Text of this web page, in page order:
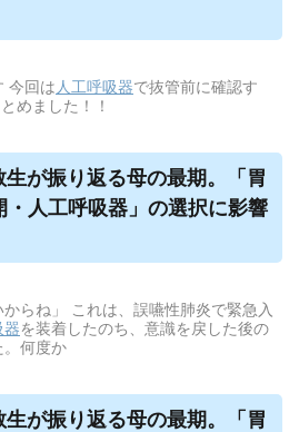
今回は 人工呼吸器で抜管前に確認す
めました！！
が振り返る母の最期。「胃
人工呼吸器 」の選択に影響
からね」 これは、誤嚥性肺炎で緊急入
器を装着したのち、意識を戻した後の
。何度か
が振り返る母の最期。「胃